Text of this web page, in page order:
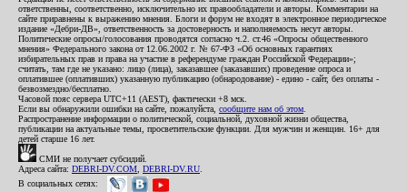
ответственны, соответственно, исключительно их правообладатели и авторы. Комментарии на
сайте приравнены к выражению мнения. Блоги и форум не входят в электронное периодическое
издание «Дебри-ДВ», ответственность за достоверность и наполняемость несут авторы.
Политические опросы/голосования проводятся согласно ч.2. ст.46 «Опросы общественного
мнения» Федерального закона от 12.06.2002 г. № 67-ФЗ «Об основных гарантиях
избирательных прав и права на участие в референдуме граждан Российской Федерации»;
считать, там где не указано: лицо (лица), заказавшее (заказавших) проведение опроса и
оплатившее (оплативших) указанную публикацию (обнародование) - едино - сайт, без оплаты -
безвозмездно/бесплатно.
Часовой пояс сервера UTC+11 (AEST), фактически +8 мск.
Если вы обнаружили ошибки на сайте, пожалуйста, сообщите нам об этом
Распространение информации о политической, социальной, духовной жизни общества,
публикации на актуальные темы, просветительские функции. Для мужчин и женщин. 16+ для
детей старше 16 лет.
СМИ не получает субсидий.
Адреса сайта: DEBRI-DV.COM DEBRI-DV.RU
В социальных сетях: